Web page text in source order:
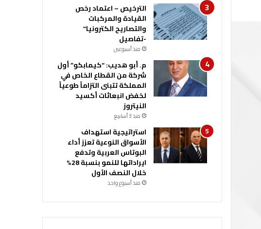
الترخيص – اعتماد رخص
القيادة والمركبات
والتصاريح الكترونيا”
-تفاصيل
منذ أسبوعين
م. أبو هديب: “كيمابكو” أول
شركة من القطاع الخاص في
المملكة تتبنى التزاماً طوعياً
لخفض انبعاثات أكسيد
النيتروز
منذ 3 أسابيع
استراتيجية استهداف
الأسواق النوعية تعزز أداء
البوتاس العربية وتدفع
ايراداتها للنمو بنسبة 28%
خلال النصف الأول
منذ أسبوع واحد